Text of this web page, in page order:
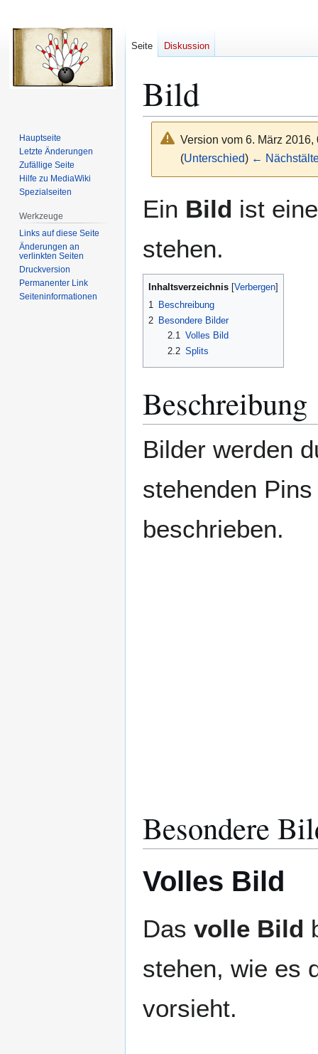
Bild
Version vom 6. März
(Unterschied) ←
Navigation
Suche
Ein Bild ist
stehen.
Inhaltsverzeichnis
1
Beschreibung
2 Besondere Bilder
2.1
Volles Bild
2.2 Splits
Beschreibung
Bilder werden
stehenden
beschrieben.
Besondere
Volles Bild
Das volle Bild
stehen, wie es
vorsieht.
Seite Diskussion
Hauptseite
Letzte Änderungen
Zufällige Seite
Hilfe zu MediaWiki
Spezialseiten
Werkzeuge
Links auf diese Seite
Änderungen an
verlinkten Seiten
Druckversion
Permanenter Link
Seiten­­informationen